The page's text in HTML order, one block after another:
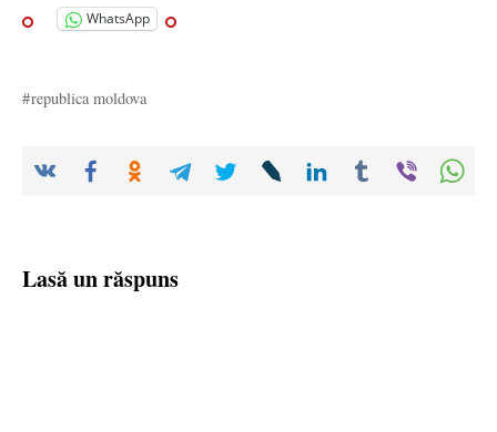
WhatsApp
republica moldova
Lasă un răspuns